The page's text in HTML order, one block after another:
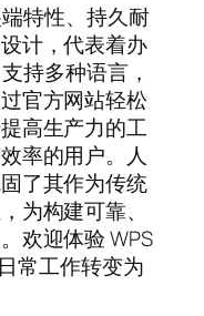
特性、持久耐
计，代表着办
持多种语言，
官方网站轻松
高生产力的工
率的用户。人
了其作为传统
为构建可靠、
欢迎体验 WPS
常工作转变为